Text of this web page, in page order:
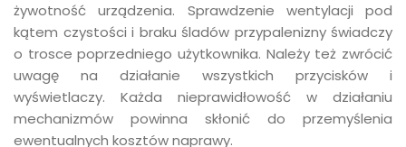
żywotność urządzenia. Sprawdzenie wentylacji pod
kątem czystości i braku śladów przypalenizny świadczy
o trosce poprzedniego użytkownika. Należy też zwrócić
uwagę na działanie wszystkich przycisków i
wyświetlaczy. Każda nieprawidłowość w działaniu
mechanizmów powinna skłonić do przemyślenia
ewentualnych kosztów naprawy.